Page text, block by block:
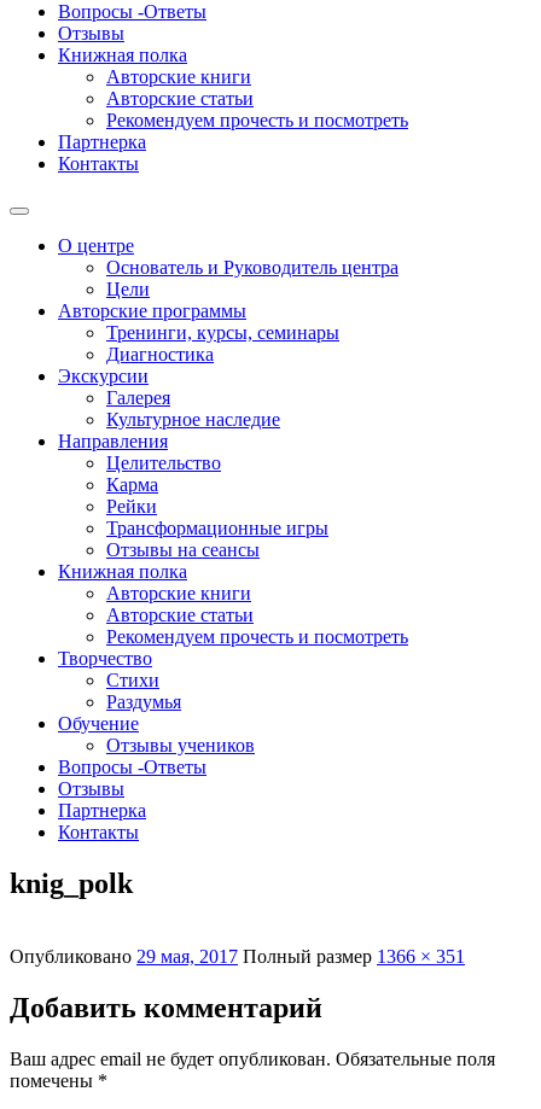
Вопросы -Ответы
Отзывы
Книжная полка
Авторские книги
Авторские статьи
Рекомендуем прочесть и посмотреть
Партнерка
Контакты
О центре
Основатель и Руководитель центра
Цели
Авторские программы
Тренинги, курсы, семинары
Диагностика
Экскурсии
Галерея
Культурное наследие
Направления
Целительство
Карма
Рейки
Трансформационные игры
Отзывы на сеансы
Книжная полка
Авторские книги
Авторские статьи
Рекомендуем прочесть и посмотреть
Творчество
Стихи
Раздумья
Обучение
Отзывы учеников
Вопросы -Ответы
Отзывы
Партнерка
Контакты
knig_polk
Опубликовано 29 мая, 2017 Полный размер 1366 × 351
Добавить комментарий
Ваш адрес email не будет опубликован. Обязательные поля
помечены *